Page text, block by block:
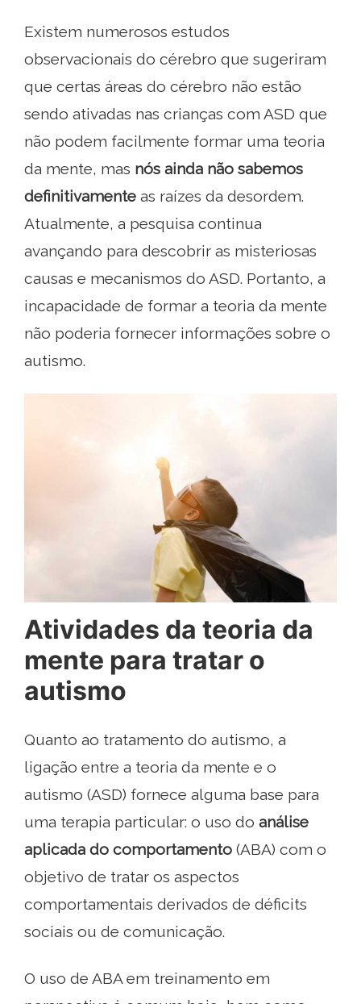
Existem numerosos estudos
observacionais do cérebro que sugeriram
que certas áreas do cérebro não estão
sendo ativadas nas crianças com ASD que
não podem facilmente formar uma teoria
da mente, mas nós ainda não sabemos
definitivamente as raízes da desordem.
Atualmente, a pesquisa continua
avançando para descobrir as misteriosas
causas e mecanismos do ASD. Portanto, a
incapacidade de formar a teoria da mente
não poderia fornecer informações sobre o
autismo.
Atividades da teoria da
mente para tratar o
autismo
Quanto ao tratamento do autismo, a
ligação entre a teoria da mente e o
autismo (ASD) fornece alguma base para
uma terapia particular: o uso do análise
aplicada do comportamento (ABA) com o
objetivo de tratar os aspectos
comportamentais derivados de déficits
sociais ou de comunicação.
O uso de ABA em treinamento em